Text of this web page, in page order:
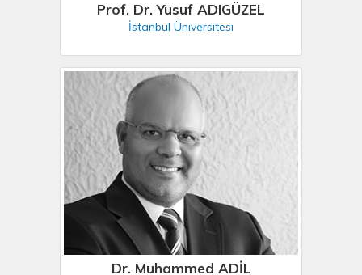
Prof. Dr. Yusuf ADIGÜZEL
İstanbul Üniversitesi
Dr. Muhammed ADİL